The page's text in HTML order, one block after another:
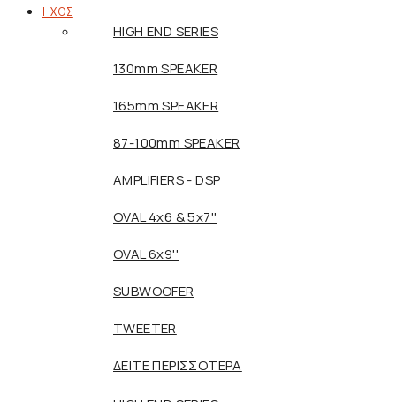
ΗΧΟΣ
HIGH END SERIES
130mm SPEAKER
165mm SPEAKER
87-100mm SPEAKER
AMPLIFIERS - DSP
OVAL 4x6 & 5x7''
OVAL 6x9''
SUBWOOFER
TWEETER
ΔΕΙΤΕ ΠΕΡΙΣΣΟΤΕΡΑ